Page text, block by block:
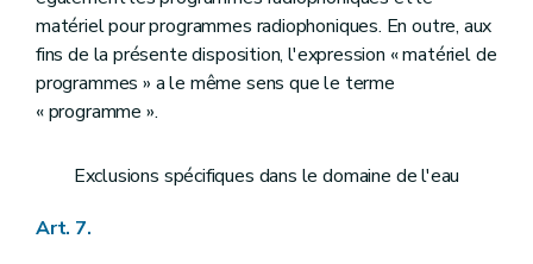
matériel pour programmes radiophoniques. En outre, aux
fins de la présente disposition, l'expression « matériel de
programmes » a le même sens que le terme
« programme ».
Exclusions spécifiques dans le domaine de l'eau
Art. 7.